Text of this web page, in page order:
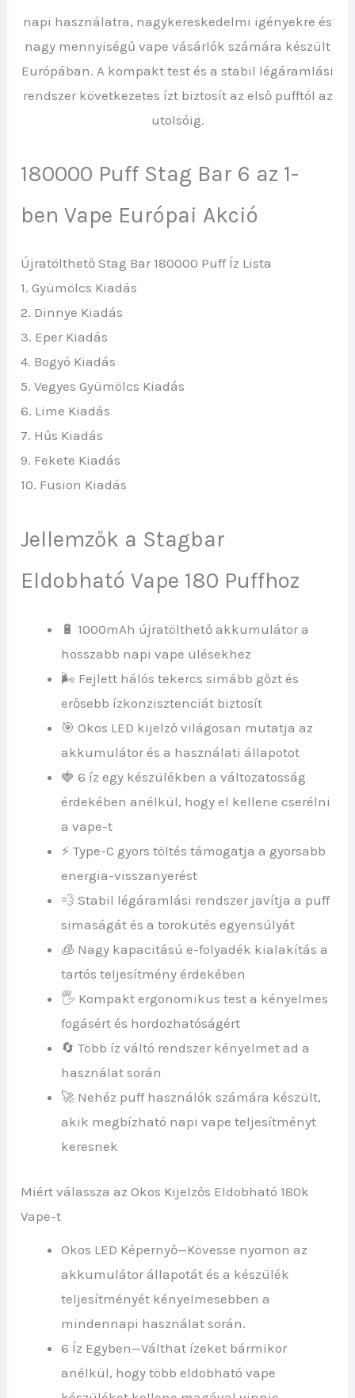
napi használatra, nagykereskedelmi igényekre és
nagy mennyiségű vape vásárlók számára készült
Európában. A kompakt test és a stabil légáramlási
rendszer következetes ízt biztosít az első pufftól az
utolsóig.
180000 Puff Stag Bar 6 az 1-
ben Vape Európai Akció
Újratölthető Stag Bar 180000 Puff Íz Lista
1. Gyümölcs Kiadás
2. Dinnye Kiadás
3. Eper Kiadás
4. Bogyó Kiadás
5. Vegyes Gyümölcs Kiadás
6. Lime Kiadás
7. Hűs Kiadás
9. Fekete Kiadás
10. Fusion Kiadás
Jellemzők a Stagbar
Eldobható Vape 180 Puffhoz
🔋 1000mAh újratölthető akkumulátor a
hosszabb napi vape ülésekhez
🌬️ Fejlett hálós tekercs simább gőzt és
erősebb ízkonzisztenciát biztosít
🎯 Okos LED kijelző világosan mutatja az
akkumulátor és a használati állapotot
🍓 6 íz egy készülékben a változatosság
érdekében anélkül, hogy el kellene cserélni
a vape-t
⚡ Type-C gyors töltés támogatja a gyorsabb
energia-visszanyerést
💨 Stabil légáramlási rendszer javítja a puff
simaságát és a torokütés egyensúlyát
🧊 Nagy kapacitású e-folyadék kialakítás a
tartós teljesítmény érdekében
🖐️ Kompakt ergonomikus test a kényelmes
fogásért és hordozhatóságért
🔄 Több íz váltó rendszer kényelmet ad a
használat során
🚀 Nehéz puff használók számára készült,
akik megbízható napi vape teljesítményt
keresnek
Miért válassza az Okos Kijelzős Eldobható 180k
Vape-t
Okos LED Képernyő—Kövesse nyomon az
akkumulátor állapotát és a készülék
teljesítményét kényelmesebben a
mindennapi használat során.
6 Íz Egyben—Válthat ízeket bármikor
anélkül, hogy több eldobható vape